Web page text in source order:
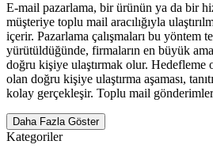
E-mail pazarlama, bir ürünün ya da bir
müşteriye toplu mail aracılığıyla
içerir. Pazarlama çalışmaları bu yöntem
yürütüldüğünde, firmaların en büyük
doğru kişiye ulaştırmak olur. Hedefleme
olan doğru kişiye ulaştırma aşaması,
kolay gerçekleşir. Toplu mail
Daha Fazla Göster
Kategoriler